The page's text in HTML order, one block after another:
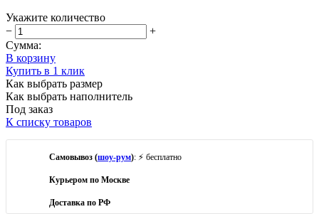
Укажите количество
−
+
Сумма:
В корзину
Купить в 1 клик
Как выбрать размер
Как выбрать наполнитель
Под заказ
К списку товаров
Самовывоз (шоу-рум): ⚡ бесплатно
Курьером по Москве
Доставка по РФ